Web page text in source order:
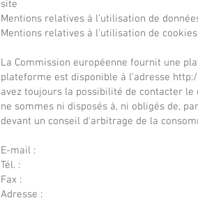
site
Mentions relatives à l'utilisation de
Mentions relatives à l'utilisation de cookies
La Commission européenne fournit une
plateforme est disponible à l'adresse
avez toujours la possibilité de contacter
ne sommes ni disposés à, ni obligés de,
devant un conseil d'arbitrage de la
E-mail :
Tél. :
Fax :
Adresse :